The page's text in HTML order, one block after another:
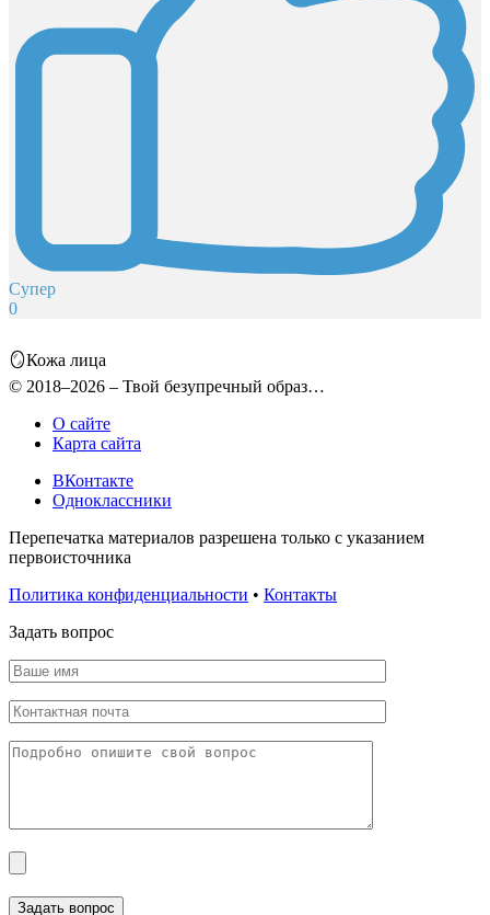
Супер
0
🪞Кожа лица
© 2018–2026 – Твой безупречный образ…
О сайте
Карта сайта
ВКонтакте
Одноклассники
Перепечатка материалов разрешена только с указанием
первоисточника
Политика конфиденциальности • Контакты
Задать вопрос